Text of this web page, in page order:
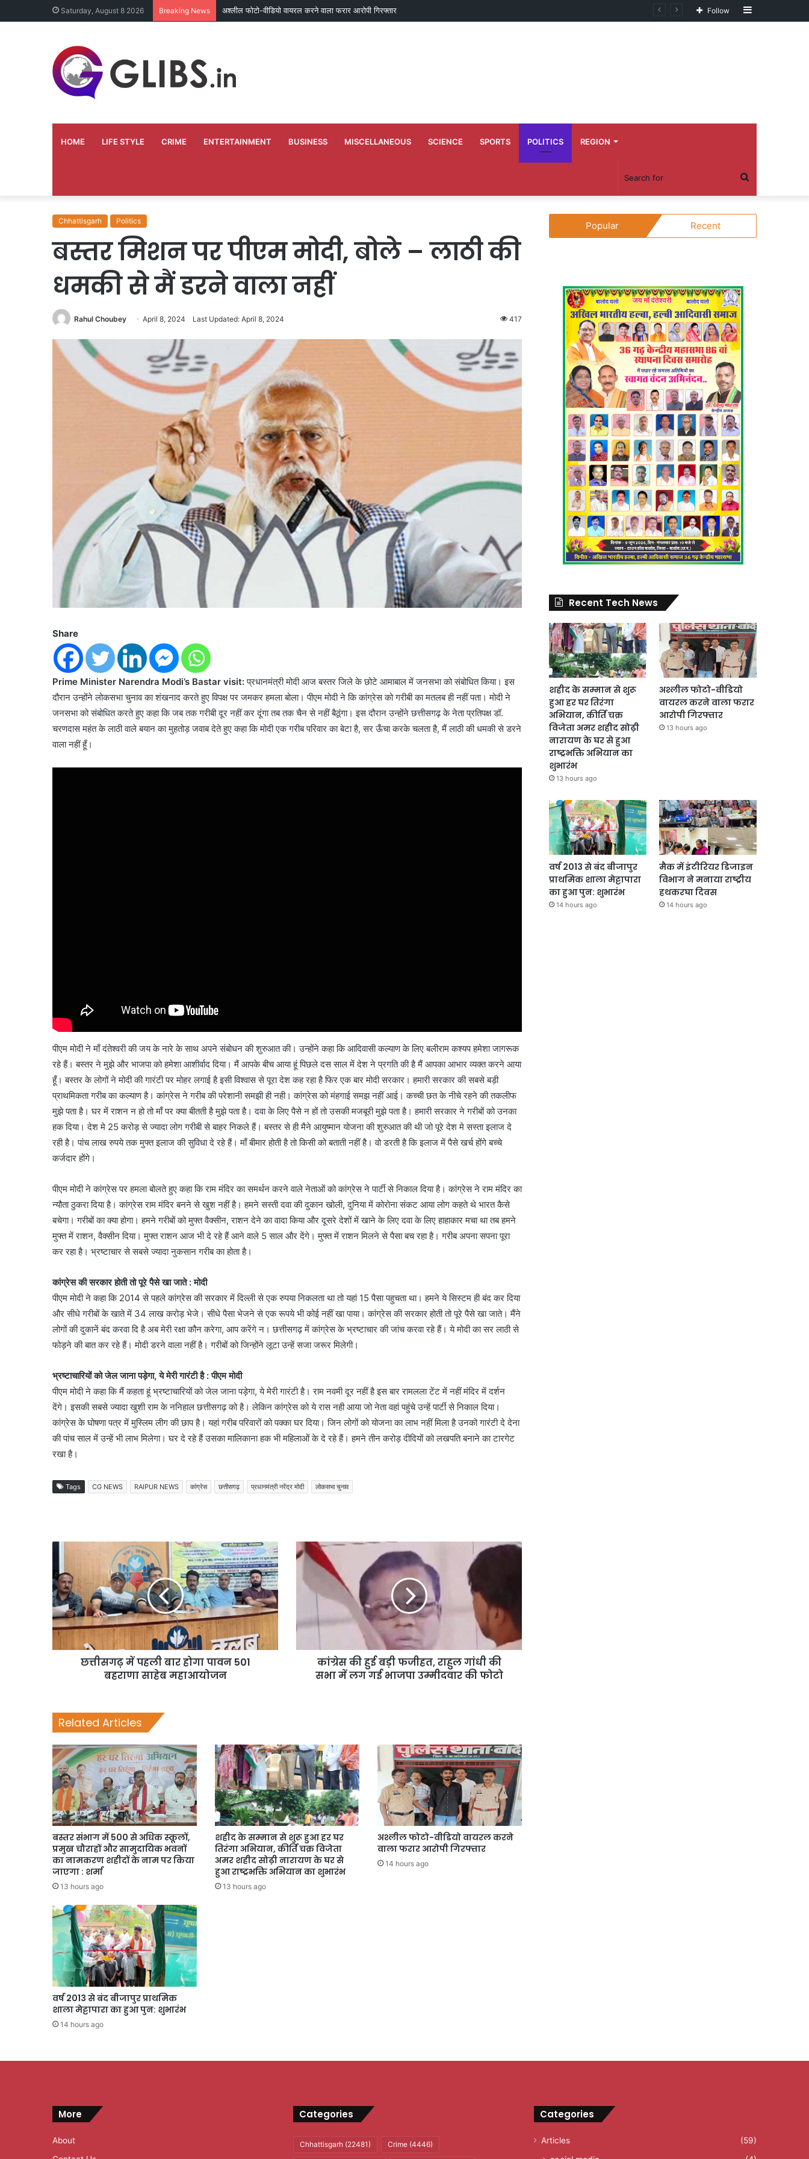
Saturday, August 8 2026 Breaking News वर्ष 2013 से बंद बीजापुर प्राथमिक शाला मेट्टापारा का हुआ पुन: शुभारंभ Sidebar
Follow
HOME LIFE STYLE CRIME ENTERTAINMENT BUSINESS MISCELLANEOUS SCIENCE SPORTS POLITICS REGION
Search
for
Chhattisgarh Politics
बस्तर मिशन पर पीएम मोदी, बोले – लाठी की
धमकी से मैं डरने वाला नहीं
Rahul Choubey April 8, 2024 Last Updated: April 8, 2024 417
Share
Prime Minister Narendra Modi’s Bastar visit:प्रधानमंत्री मोदी आज बस्तर जिले के छोटे आमाबाल में जनसभा को संबोधित किया। इस
दौरान उन्होंने लोकसभा चुनाव का शंखनाद करते हुए विपक्ष पर जमकर हमला बोला। पीएम मोदी ने कि कांग्रेस को गरीबी का मतलब ही नहीं पता। मोदी ने
जनसभा को संबोधित करते हुए कहा कि जब तक गरीबी दूर नहीं कर दूंगा तब तक चैन से नहीं बैठूंगा। इस दौरान उन्होंने छत्तीसगढ़ के नेता प्रतिपक्ष डॉ.
चरणदास महंत के लाठी वाले बयान का मुहतोड़ जवाब देते हुए कहा कि मोदी एक गरीब परिवार का बेटा है, सर ऊँचा करके चलता है, मैं लाठी की धमकी से डरने
वाला नहीं हूँ।
पीएम मोदी ने माँ दंतेश्वरी की जय के नारे के साथ अपने संबोधन की शुरुआत की। उन्होंने कहा कि आदिवासी कल्याण के लिए बलीराम कश्यप हमेशा जागरूक
रहे हैं। बस्तर ने मुझे और भाजपा को हमेशा आशीर्वाद दिया। मैं आपके बीच आया हूं पिछले दस साल में देश ने प्रगति की है मैं आपका आभार व्यक्त करने आया
हूँ। बस्तर के लोगों ने मोदी की गारंटी पर मोहर लगाई है इसी विश्वास से पूरा देश कह रहा है फिर एक बार मोदी सरकार। हमारी सरकार की सबसे बड़ी
प्राथमिकता गरीब का कल्याण है। कांग्रेस ने गरीब की परेशानी समझी ही नही। कांग्रेस को मंहगाई समझ नहीं आई। कच्ची छत के नीचे रहने की तकलीफ
मुझे पता है। घर में राशन न हो तो माँ पर क्या बीतती है मुझे पता है। दवा के लिए पैसे न हों तो उसकी मजबूरी मुझे पता है। हमारी सरकार ने गरीबों को उनका
हक दिया। देश मे 25 करोड़ से ज्यादा लोग गरीबी से बाहर निकले हैं। बस्तर से ही मैने आयुष्मान योजना की शुरुआत की थी जो पूरे देश मे सस्ता इलाज दे
रही है। पांच लाख रुपये तक मुफ्त इलाज की सुविधा दे रहे हैं। माँ बीमार होती है तो किसी को बताती नहीं है। वो डरती है कि इलाज में पैसे खर्च होंगे बच्चे
कर्जदार होंगे।
पीएम मोदी ने कांग्रेस पर हमला बोलते हुए कहा कि राम मंदिर का समर्थन करने वाले नेताओं को कांग्रेस ने पार्टी से निकाल दिया है। कांग्रेस ने राम मंदिर का
न्यौता ठुकरा दिया है। कांग्रेस राम मंदिर बनने से खुश नहीं है। हमने सस्ती दवा की दुकान खोली, दुनिया में कोरोना संकट आया लोग कहते थे भारत कैसे
बचेगा। गरीबों का क्या होगा। हमने गरीबों को मुफ्त वैक्सीन, राशन देने का वादा किया और दूसरे देशों में खाने के लिए दवा के लिए हाहाकार मचा था तब हमने
मुफ्त में राशन, वैक्सीन दिया। मुफ्त राशन आज भी दे रहे हैं आने वाले 5 साल और देंगे। मुफ्त में राशन मिलने से पैसा बच रहा है। गरीब अपना सपना पूरा
कर रहा है। भ्रष्टाचार से सबसे ज्यादा नुकसान गरीब का होता है।
कांग्रेस की सरकार होती तो पूरे पैसे खा जाते : मोदी
पीएम मोदी ने कहा कि 2014 से पहले कांग्रेस की सरकार में दिल्ली से एक रुपया निकलता था तो यहां 15 पैसा पहुचता था। हमने ये सिस्टम ही बंद कर दिया
और सीधे गरीबों के खाते में 34 लाख करोड़ भेजे। सीधे पैसा भेजने से एक रूपये भी कोई नहीं खा पाया। कांग्रेस की सरकार होती तो पूरे पैसे खा जाते। मैंने
लोगों की दुकानें बंद करवा दि है अब मेरी रक्षा कौन करेगा, आप करेंगे न। छत्तीसगढ़ में कांग्रेस के भ्रष्टाचार की जांच करवा रहे हैं। ये मोदी का सर लाठी से
फोड़ने की बात कर रहे हैं। मोदी डरने वाला नहीं है। गरीबों को जिन्होंने लूटा उन्हें सजा जरूर मिलेगी।
भ्रष्टाचारियों को जेल जाना पड़ेगा, ये मेरी गारंटी है : पीएम मोदी
पीएम मोदी ने कहा कि मैं कहता हूं भ्रष्टाचारियों को जेल जाना पड़ेगा, ये मेरी गारंटी है। राम नवमी दूर नहीं है इस बार रामलला टेंट में नहीं मंदिर में दर्शन
देंगे। इसकी सबसे ज्यादा खुशी राम के ननिहाल छत्तीसगढ़ को है। लेकिन कांग्रेस को ये रास नही आया जो नेता वहां पहुंचे उन्हें पार्टी से निकाल दिया।
कांग्रेस के घोषणा पत्र में मुस्लिम लीग की छाप है। यहां गरीब परिवारों को पक्का घर दिया। जिन लोगों को योजना का लाभ नहीं मिला है उनको गारंटी दे देना
की पांच साल में उन्हें भी लाभ मिलेगा। घर दे रहे हैं उसका मालिकाना हक भी महिलाओं के दे रहे हैं। हमने तीन करोड़ दीदियों को लखपति बनाने का टारगेट
रखा है।
Tags CG NEWS RAIPUR NEWS कांग्रेस छत्तीसगढ़ प्रधानमंत्री नरेंद्र मोदी लोकसभा चुनाव
छत्तीसगढ़ में पहली बार होगा पावन 501
बहराणा साहेब महाआयोजन
कांग्रेस की हुई बड़ी फजीहत, राहुल गांधी की
सभा में लग गई भाजपा उम्मीदवार की फोटो
Related Articles
बस्तर संभाग में 500 से अधिक स्कूलों,
प्रमुख चौराहों और सामुदायिक भवनों
का नामकरण शहीदों के नाम पर किया
जाएगा : शर्मा
13 hours ago
शहीद के सम्मान से शुरू हुआ हर घर
तिरंगा अभियान, कीर्ति चक्र विजेता
अमर शहीद सोढ़ी नारायण के घर से
हुआ राष्ट्रभक्ति अभियान का शुभारंभ
13 hours ago
अश्लील फोटो-वीडियो वायरल करने
वाला फरार आरोपी गिरफ्तार
14 hours ago
वर्ष 2013 से बंद बीजापुर प्राथमिक
शाला मेट्टापारा का हुआ पुन: शुभारंभ
14 hours ago
Popular Recent
Recent Tech News
शहीद के सम्मान से शुरू
हुआ हर घर तिरंगा
अभियान, कीर्ति चक्र
विजेता अमर शहीद सोढ़ी
नारायण के घर से हुआ
राष्ट्रभक्ति अभियान का
शुभारंभ
13 hours ago
अश्लील फोटो-वीडियो
वायरल करने वाला फरार
आरोपी गिरफ्तार
13 hours ago
वर्ष 2013 से बंद बीजापुर
प्राथमिक शाला मेट्टापारा
का हुआ पुन: शुभारंभ
14 hours ago
मैक में इंटीरियर डिजाइन
विभाग ने मनाया राष्ट्रीय
हथकरघा दिवस
14 hours ago
More
About
Categories
Chhattisgarh(22481) Crime(4446)
Categories
Articles (59)